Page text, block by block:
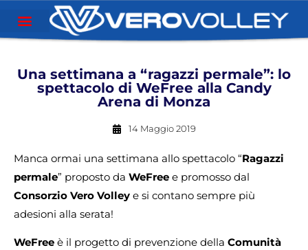
Una settimana a “ragazzi permale”: lo
spettacolo di WeFree alla Candy
Arena di Monza
14 Maggio 2019
Manca ormai una settimana allo spettacolo “Ragazzi
permale” proposto da WeFree e promosso dal
Consorzio Vero Volley e si contano sempre più
adesioni alla serata!
WeFree è il progetto di prevenzione della Comunità